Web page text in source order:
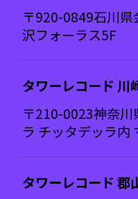
〒920-0849石川
沢フォーラス5F
タワーレコード 川
〒210-0023神奈
ラ チッタデッラ内
タワーレコード 郡